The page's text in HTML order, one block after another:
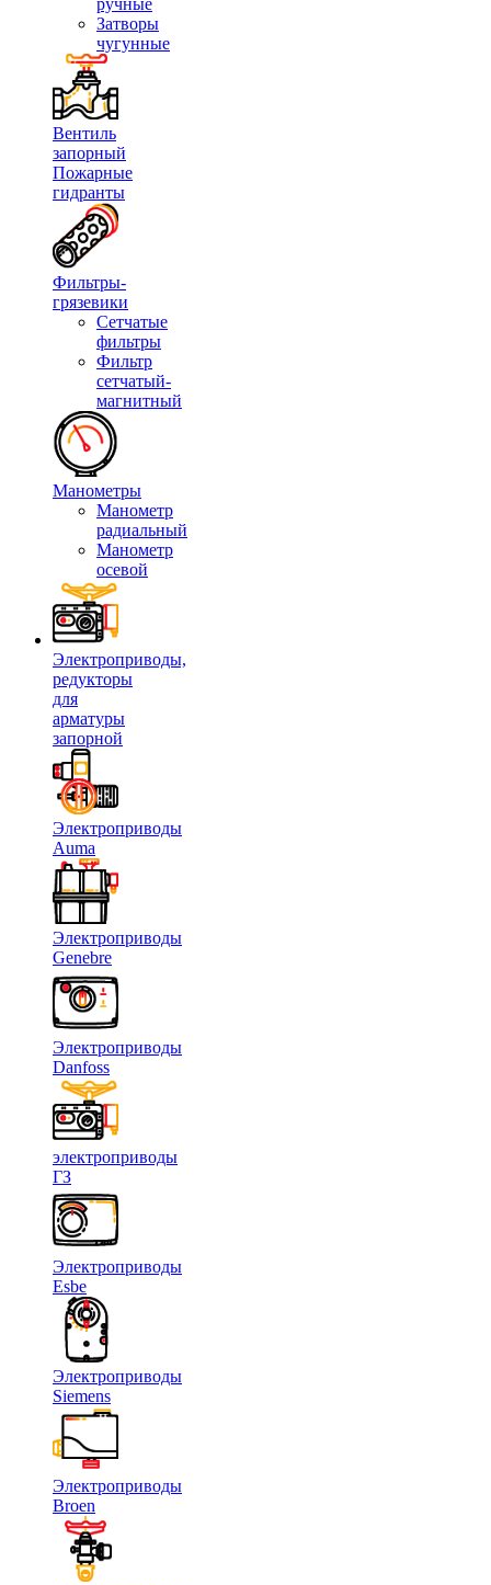
ручные
Затворы
чугунные
Вентиль
запорный
Пожарные
гидранты
Фильтры-
грязевики
Сетчатые
фильтры
Фильтр
сетчатый-
магнитный
Манометры
Манометр
радиальный
Манометр
осевой
Электроприводы,
редукторы
для
арматуры
запорной
Электроприводы
Auma
Электроприводы
Genebre
Электроприводы
Danfoss
электроприводы
ГЗ
Электроприводы
Esbe
Электроприводы
Siemens
Электроприводы
Broen